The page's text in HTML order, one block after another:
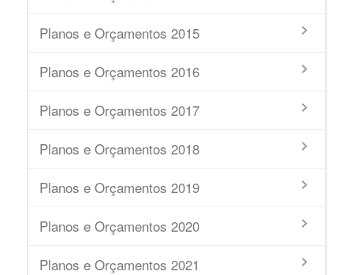
Planos e Orçamentos 2015
Planos e Orçamentos 2016
Planos e Orçamentos 2017
Planos e Orçamentos 2018
Planos e Orçamentos 2019
Planos e Orçamentos 2020
Planos e Orçamentos 2021